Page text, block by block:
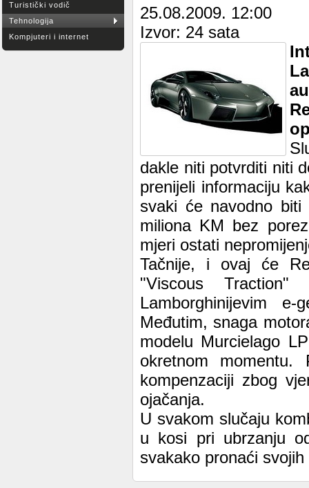
Turistički vodič
Tehnologija
Kompjuteri i internet
25.08.2009. 12:00
Izvor: 24 sata
dakle niti potvrditi niti
prenijeli informaciju
svaki će navodno
miliona KM bez
mjeri ostati
Tačnije, i ovaj će
"Viscous
Lamborghinijevim
Međutim, snaga
modelu Murcielago
okretnom
kompenzaciji zbog
ojačanja.
U svakom slučaju
u kosi pri ubrzanju
svakako pronaći